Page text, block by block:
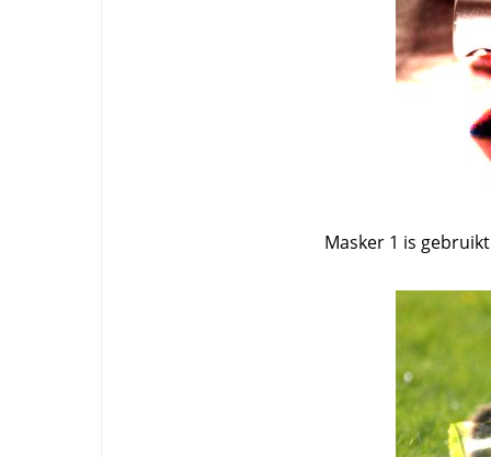
Masker 1 is